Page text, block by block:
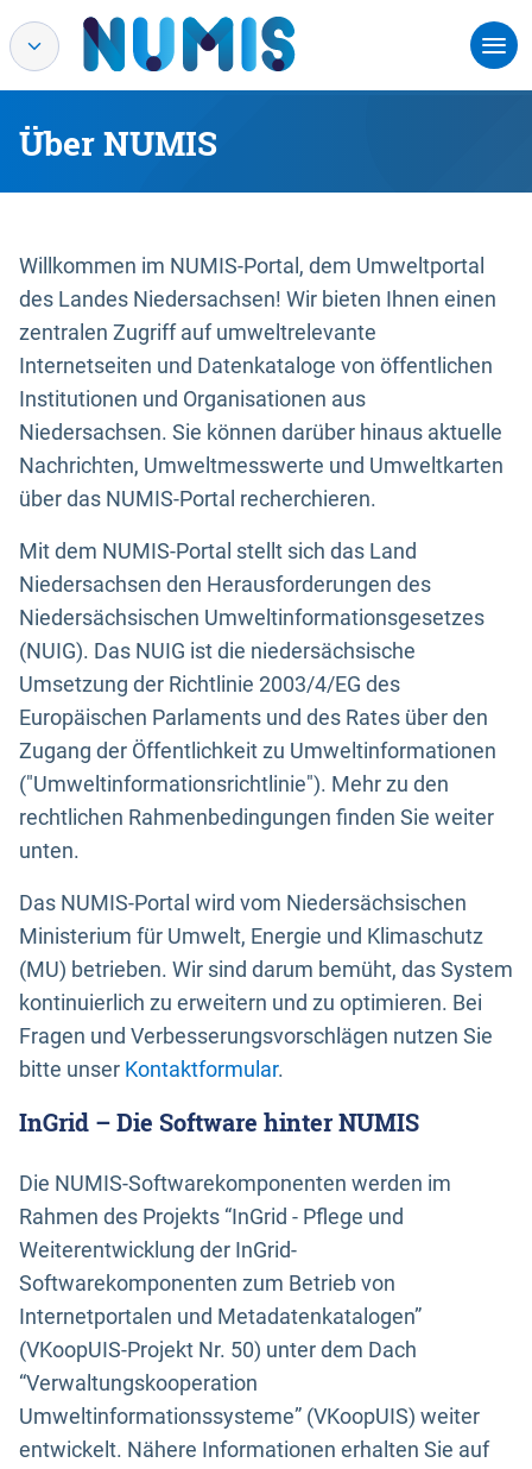
Über NUMIS
Willkommen im NUMIS-Portal, dem Umweltportal
des Landes Niedersachsen! Wir bieten Ihnen einen
zentralen Zugriff auf umweltrelevante
Internetseiten und Datenkataloge von öffentlichen
Institutionen und Organisationen aus
Niedersachsen. Sie können darüber hinaus aktuelle
Nachrichten, Umweltmesswerte und Umweltkarten
über das NUMIS-Portal recherchieren.
Mit dem NUMIS-Portal stellt sich das Land
Niedersachsen den Herausforderungen des
Niedersächsischen Umweltinformationsgesetzes
(NUIG). Das NUIG ist die niedersächsische
Umsetzung der Richtlinie 2003/4/EG des
Europäischen Parlaments und des Rates über den
Zugang der Öffentlichkeit zu Umweltinformationen
("Umweltinformationsrichtlinie"). Mehr zu den
rechtlichen Rahmenbedingungen finden Sie weiter
unten.
Das NUMIS-Portal wird vom Niedersächsischen
Ministerium für Umwelt, Energie und Klimaschutz
(MU) betrieben. Wir sind darum bemüht, das System
kontinuierlich zu erweitern und zu optimieren. Bei
Fragen und Verbesserungsvorschlägen nutzen Sie
bitte unser Kontaktformular.
InGrid – Die Software hinter NUMIS
Die NUMIS-Softwarekomponenten werden im
Rahmen des Projekts “InGrid - Pflege und
Weiterentwicklung der InGrid-
Softwarekomponenten zum Betrieb von
Internetportalen und Metadatenkatalogen”
(VKoopUIS-Projekt Nr. 50) unter dem Dach
“Verwaltungskooperation
Umweltinformationssysteme” (VKoopUIS) weiter
entwickelt. Nähere Informationen erhalten Sie auf